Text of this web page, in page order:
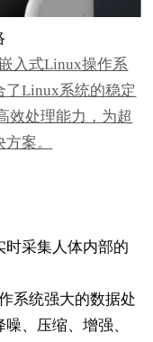
入式Linux操作系
了Linux系统的稳定
效处理能力，为超
案。
时采集人体内部的
系统强大的数据处
、压缩、增强、